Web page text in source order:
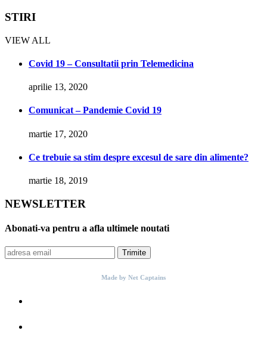
STIRI
VIEW ALL
Covid 19 – Consultatii prin Telemedicina
aprilie 13, 2020
Comunicat – Pandemie Covid 19
martie 17, 2020
Ce trebuie sa stim despre excesul de sare din alimente?
martie 18, 2019
NEWSLETTER
Abonati-va pentru a afla ultimele noutati
Trimite
Made by Net Captains